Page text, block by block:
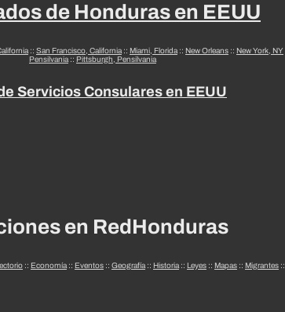
de Honduras en EEUU
:: San Francisco, California :: Miami, Florida :: New Orleans :: New York, NY
Pensilvania :: Pittsburgh, Pensilvania
Servicios Consulares en EEUU
en RedHonduras
:: Economía :: Eventos :: Geografía :: Historia :: Leyes :: Mapas :: Migrantes ::